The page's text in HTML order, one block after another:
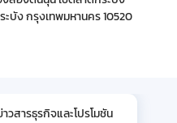
บัง กรุงเทพมหานคร 10520
วสารธุรกิจและโปรโมชัน